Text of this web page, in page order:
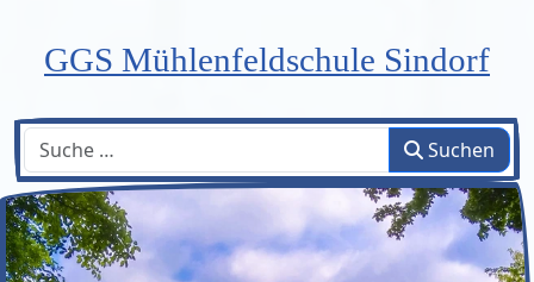
GGS Mühlenfeldschule Sindorf
Suchen Suchen